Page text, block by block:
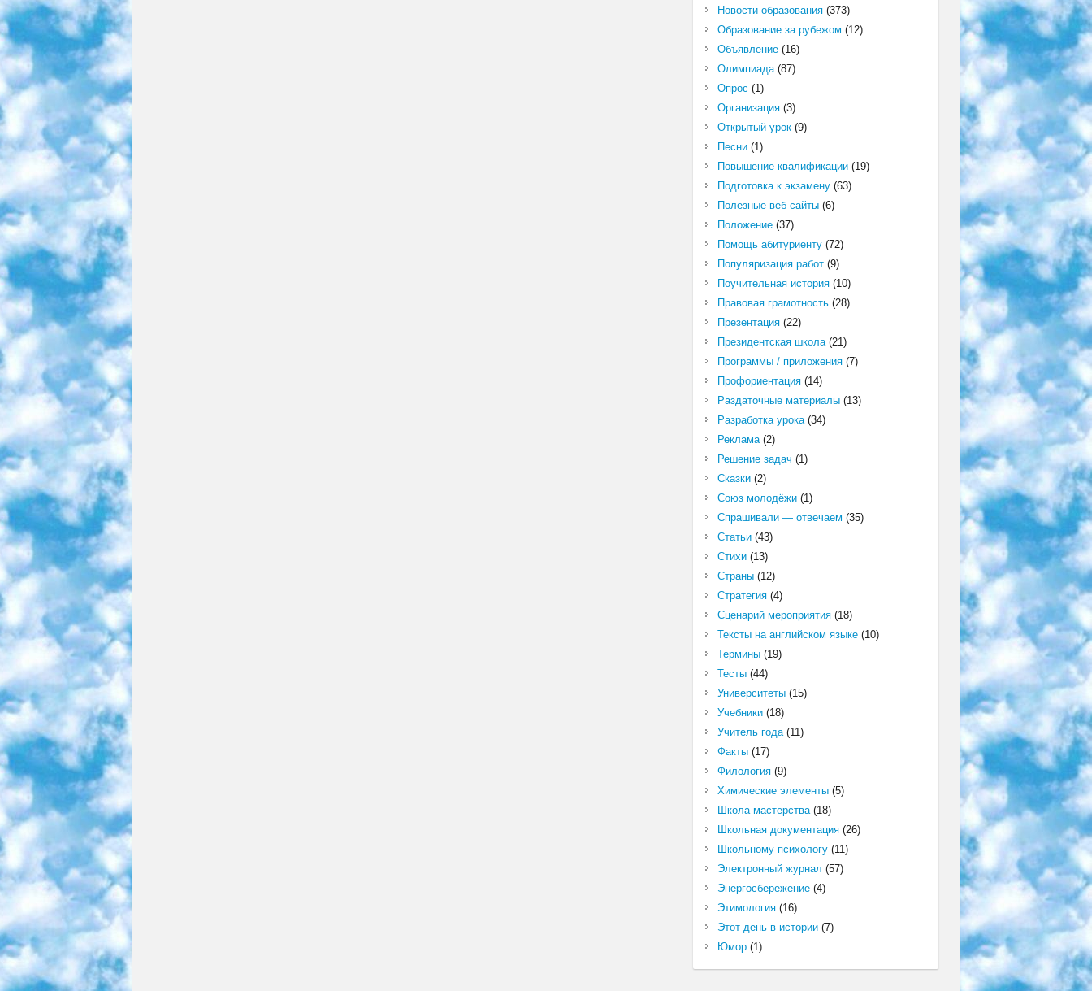
Новости образования(373)
Образование за рубежом (12)
Объявление(16)
Олимпиада(87)
Опрос (1)
Организация(3)
Открытый урок(9)
Песни(1)
Повышение квалификации(19)
Подготовка к экзамену(63)
Полезные веб сайты(6)
Положение(37)
Помощь абитуриенту(72)
Популяризация работ(9)
Поучительная история(10)
Правовая грамотность(28)
Презентация(22)
Президентская школа(21)
Программы / приложения(7)
Профориентация(14)
Раздаточные материалы(13)
Разработка урока(34)
Реклама(2)
Решение задач (1)
Сказки(2)
Союз молодёжи(1)
Спрашивали — отвечаем (35)
Статьи(43)
Стихи(13)
Страны(12)
Стратегия(4)
Сценарий мероприятия(18)
Тексты на английском языке(10)
Термины(19)
Тесты(44)
Университеты(15)
Учебники(18)
Учитель года(11)
Факты(17)
Филология(9)
Химические элементы(5)
Школа мастерства(18)
Школьная документация(26)
Школьному психологу(11)
Электронный журнал (57)
Энергосбережение(4)
Этимология(16)
Этот день в истории(7)
Юмор(1)